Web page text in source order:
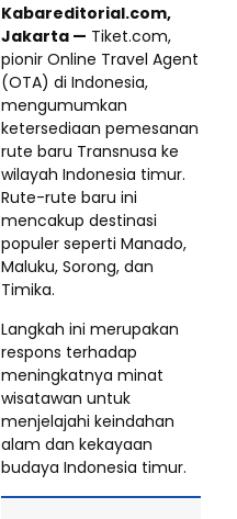
Kabareditorial.com,
Jakarta — Tiket.com,
pionir Online Travel Agent
(OTA) di Indonesia,
mengumumkan
ketersediaan pemesanan
rute baru Transnusa ke
wilayah Indonesia timur.
Rute-rute baru ini
mencakup destinasi
populer seperti Manado,
Maluku, Sorong, dan
Timika.
Langkah ini merupakan
respons terhadap
meningkatnya minat
wisatawan untuk
menjelajahi keindahan
alam dan kekayaan
budaya Indonesia timur.